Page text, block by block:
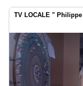
Accueil
RUBRIQUES
Agenda
Gazette
TV LOCALE "